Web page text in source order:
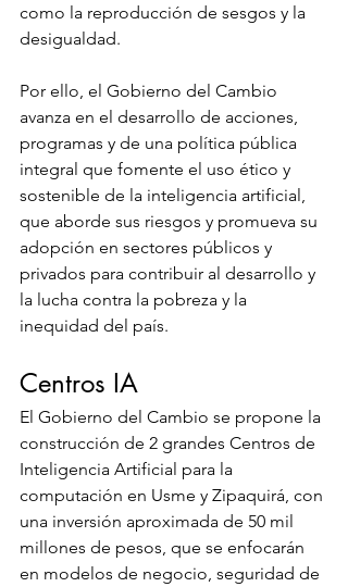
como la reproducción de sesgos y la
desigualdad.
Por ello, el Gobierno del Cambio
avanza en el desarrollo de acciones,
programas y de una política pública
integral que fomente el uso ético y
sostenible de la inteligencia artificial,
que aborde sus riesgos y promueva su
adopción en sectores públicos y
privados para contribuir al desarrollo y
la lucha contra la pobreza y la
inequidad del país.
Centros IA
El Gobierno del Cambio se propone la
construcción de 2 grandes Centros de
Inteligencia Artificial para la
computación en Usme y Zipaquirá, con
una inversión aproximada de 50 mil
millones de pesos, que se enfocarán
en modelos de negocio, seguridad de